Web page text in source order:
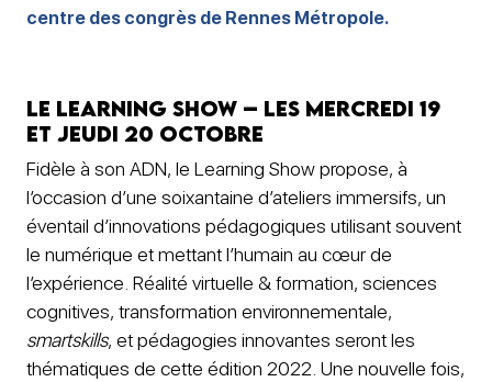
centre des congrès de Rennes Métropole.
Le Learning Show – les mercredi 19
et jeudi 20 octobre
Fidèle à son ADN, le Learning Show propose, à
l’occasion d’une soixantaine d’ateliers immersifs, un
éventail d’innovations pédagogiques utilisant souvent
le numérique et mettant l’humain au cœur de
l’expérience. Réalité virtuelle & formation, sciences
cognitives, transformation environnementale,
smartskills, et pédagogies innovantes seront les
thématiques de cette édition 2022. Une nouvelle fois,